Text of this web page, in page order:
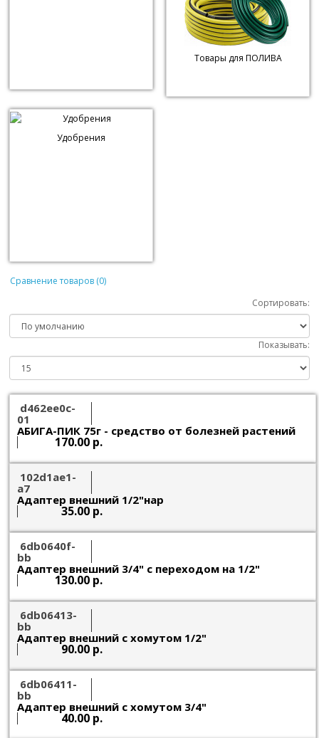
Товары для ПОЛИВА
Удобрения
Сравнение товаров (0)
Сортировать:
Показывать:
d462ee0c-
01
АБИГА-ПИК 75г - средство от болезней растений
170.00 р.
102d1ae1-
a7
Адаптер внешний 1/2"нар
35.00 р.
6db0640f-
bb
Адаптер внешний 3/4" c переходом на 1/2"
130.00 р.
6db06413-
bb
Адаптер внешний с хомутом 1/2"
90.00 р.
6db06411-
bb
Адаптер внешний с хомутом 3/4"
40.00 р.